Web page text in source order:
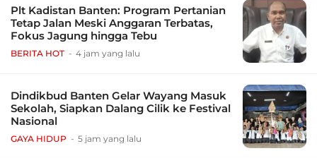
Plt Kadistan Banten: Program Pertanian
Tetap Jalan Meski Anggaran Terbatas,
Fokus Jagung hingga Tebu
BERITA HOT 4 jam yang lalu
Dindikbud Banten Gelar Wayang Masuk
Sekolah, Siapkan Dalang Cilik ke Festival
Nasional
GAYA HIDUP 5 jam yang lalu